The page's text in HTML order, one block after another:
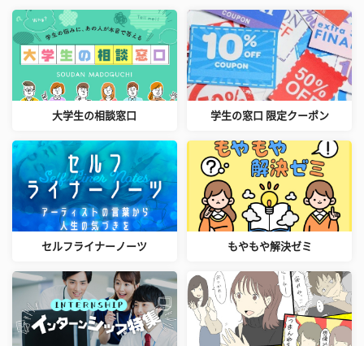
大学生の相談窓口 学生の窓口 限定クーポン
セルフライナーノーツ もやもや解決ゼミ